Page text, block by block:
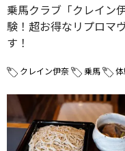
乗馬クラブ「クレイン
験！超お得なリプロマ
す！
クレイン伊奈 乗馬